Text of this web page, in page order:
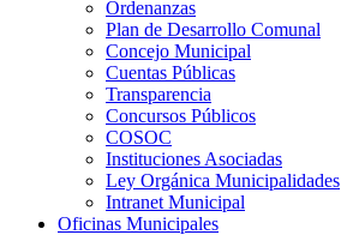
Ordenanzas
Plan de Desarrollo Comunal
Concejo Municipal
Cuentas Públicas
Transparencia
Concursos Públicos
COSOC
Instituciones Asociadas
Ley Orgánica Municipalidades
Intranet Municipal
Oficinas Municipales